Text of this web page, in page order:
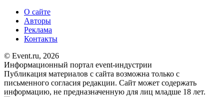
О сайте
Авторы
Реклама
Контакты
© Event.ru, 2026
Информационный портал event-индустрии
Публикация материалов с сайта возможна только с
письменного согласия редакции. Сайт может содержать
информацию, не предназначенную для лиц младше 18 лет.